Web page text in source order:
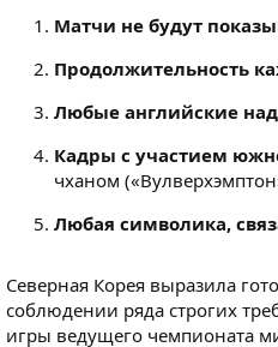
Матчи не будут
Продолжительность
Любые английские
Кадры с участием
чханом
Любая символика,
Северная Корея выразила
соблюдении ряда строгих
игры ведущего чемпионата